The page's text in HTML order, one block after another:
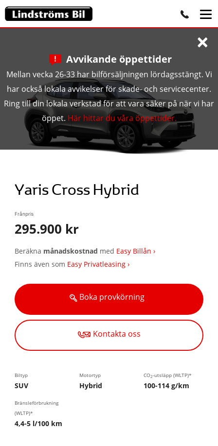
Avvikande öppettider
Mellan vecka 26-33 har bilförsäljningen lördagsstängt. Vi
har också lokala avvikelser för skade- och servicecenter.
Ring till din lokala verkstad för att vara säker på när vi har
öppet. Här hittar du våra öppettider.
×
Yaris Cross Hybrid
Frånpris
295.900 kr
Beräkna månadskostnad med Easy Billån ›
Finns även som Easy Privatleasing ›
Boka provkörning
Kontakta oss
Biltyp
SUV
Motortyp
Hybrid
CO2-utsläpp (WLTP)*
100-114 g/km
Bränsleförbrukning
(WLTP)*
4,4-5 l/100 km